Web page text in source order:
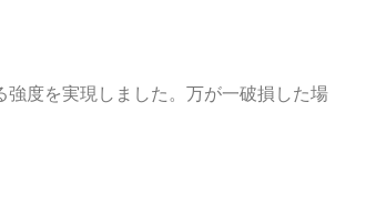
度を実現しました。万が一破損した場